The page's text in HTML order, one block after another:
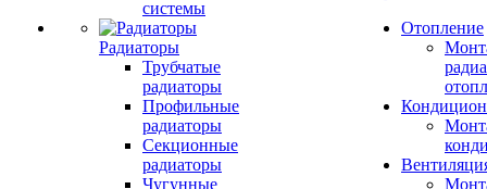
системы
Радиаторы
Трубчатые
радиаторы
Профильные
радиаторы
Секционные
радиаторы
Чугунные
Отопление